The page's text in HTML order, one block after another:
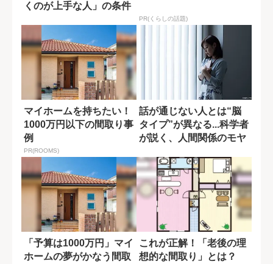
くのが上手な人」の条件
PR(くらしの話題)
マイホームを持ちたい！
1000万円以下の間取り事
例
PR(ROOMS)
話が通じない人とは“脳
タイプ”が異なる...科学者
が説く、人間関係のモヤ
「予算は1000万円」マイ
ホームの夢がかなう間取
これが正解！「老後の理
想的な間取り」とは？